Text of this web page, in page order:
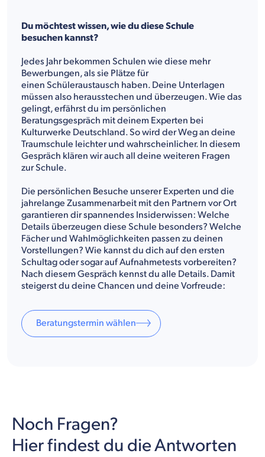
Du möchtest wissen, wie du diese Schule
besuchen kannst?
Jedes Jahr bekommen Schulen wie diese mehr
Bewerbungen, als sie Plätze für
einen Schüleraustausch haben. Deine Unterlagen
müssen also herausstechen und überzeugen. Wie das
gelingt, erfährst du im persönlichen
Beratungsgespräch mit deinem Experten bei
Kulturwerke Deutschland. So wird der Weg an deine
Traumschule leichter und wahrscheinlicher. In diesem
Gespräch klären wir auch all deine weiteren Fragen
zur Schule.
Die persönlichen Besuche unserer Experten und die
jahrelange Zusammenarbeit mit den Partnern vor Ort
garantieren dir spannendes Insiderwissen: Welche
Details überzeugen diese Schule besonders? Welche
Fächer und Wahlmöglichkeiten passen zu deinen
Vorstellungen? Wie kannst du dich auf den ersten
Schultag oder sogar auf Aufnahmetests vorbereiten?
Nach diesem Gespräch kennst du alle Details. Damit
steigerst du deine Chancen und deine Vorfreude:
Beratungstermin wählen
Noch Fragen?
Hier findest du die Antworten